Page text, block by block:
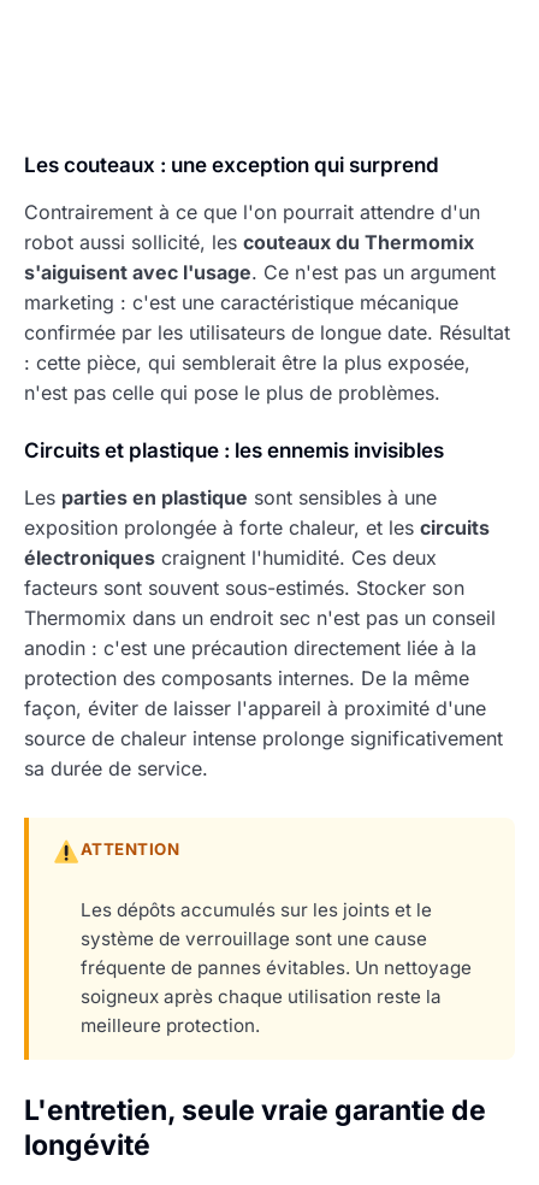
Les couteaux : une exception qui surprend
Contrairement à ce que l'on pourrait attendre d'un
robot aussi sollicité, les couteaux du Thermomix
s'aiguisent avec l'usage. Ce n'est pas un argument
marketing : c'est une caractéristique mécanique
confirmée par les utilisateurs de longue date. Résultat
: cette pièce, qui semblerait être la plus exposée,
n'est pas celle qui pose le plus de problèmes.
Circuits et plastique : les ennemis invisibles
Les parties en plastique sont sensibles à une
exposition prolongée à forte chaleur, et les circuits
électroniques craignent l'humidité. Ces deux
facteurs sont souvent sous-estimés. Stocker son
Thermomix dans un endroit sec n'est pas un conseil
anodin : c'est une précaution directement liée à la
protection des composants internes. De la même
façon, éviter de laisser l'appareil à proximité d'une
source de chaleur intense prolonge significativement
sa durée de service.
ATTENTION
Les dépôts accumulés sur les joints et le
système de verrouillage sont une cause
fréquente de pannes évitables. Un nettoyage
soigneux après chaque utilisation reste la
meilleure protection.
L'entretien, seule vraie garantie de
longévité